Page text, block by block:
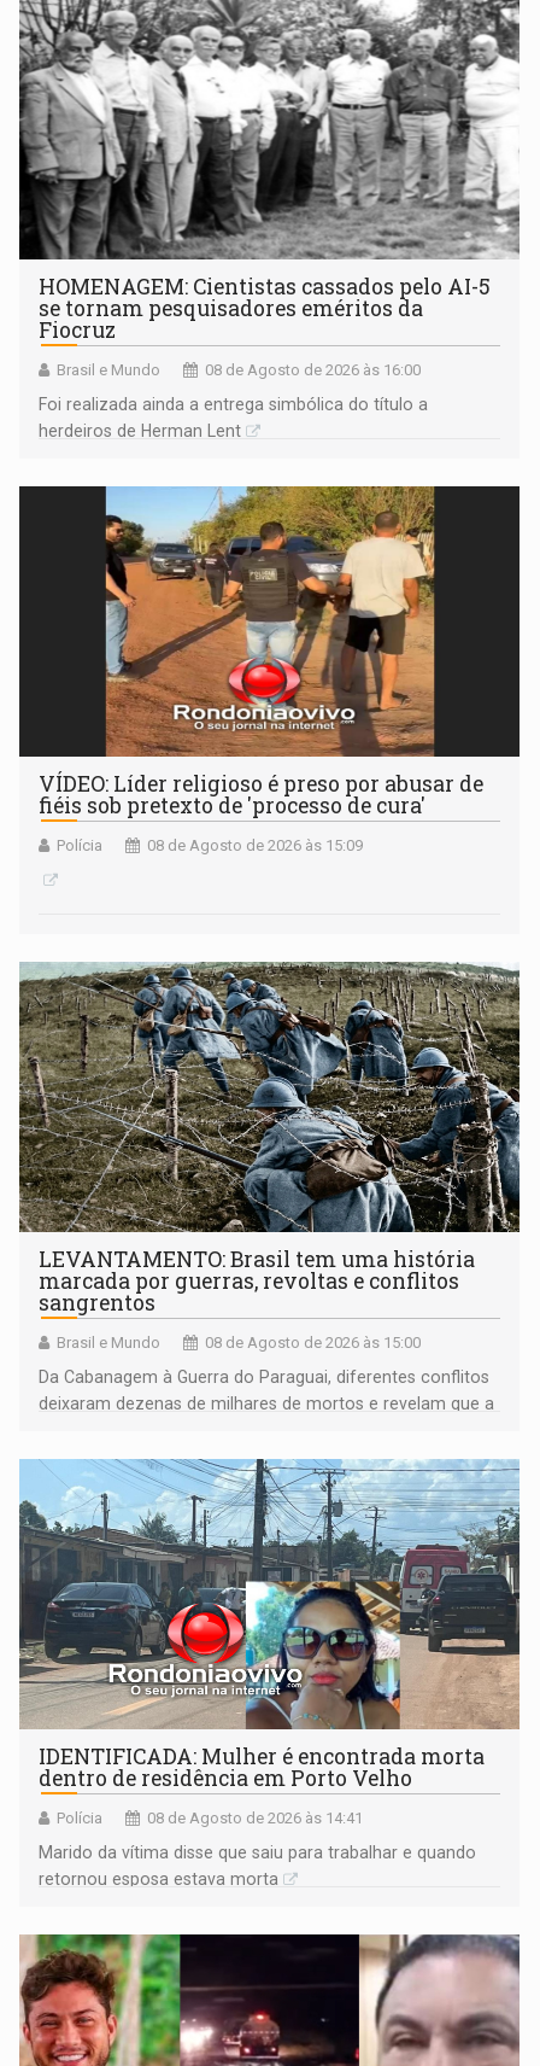
HOMENAGEM: Cientistas cassados pelo AI-5
se tornam pesquisadores eméritos da
Fiocruz
Brasil e Mundo 08 de Agosto de 2026 às 16:00
Foi realizada ainda a entrega simbólica do título a
herdeiros de Herman Lent
VÍDEO: Líder religioso é preso por abusar de
fiéis sob pretexto de 'processo de cura'
Polícia 08 de Agosto de 2026 às 15:09
LEVANTAMENTO: Brasil tem uma história
marcada por guerras, revoltas e conflitos
sangrentos
Brasil e Mundo 08 de Agosto de 2026 às 15:00
Da Cabanagem à Guerra do Paraguai, diferentes conflitos
deixaram dezenas de milhares de mortos e revelam que a
territoriais e sociais
IDENTIFICADA: Mulher é encontrada morta
dentro de residência em Porto Velho
Polícia 08 de Agosto de 2026 às 14:41
Marido da vítima disse que saiu para trabalhar e quando
retornou esposa estava morta